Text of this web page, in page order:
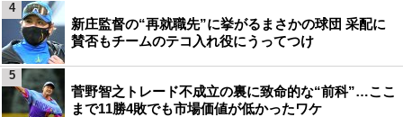
新庄監督の“再就職先”に挙がるまさかの球団 采配に
賛否もチームのテコ入れ役にうってつけ
4
菅野智之トレード不成立の裏に致命的な“前科”…ここ
まで11勝4敗でも市場価値が低かったワケ
5